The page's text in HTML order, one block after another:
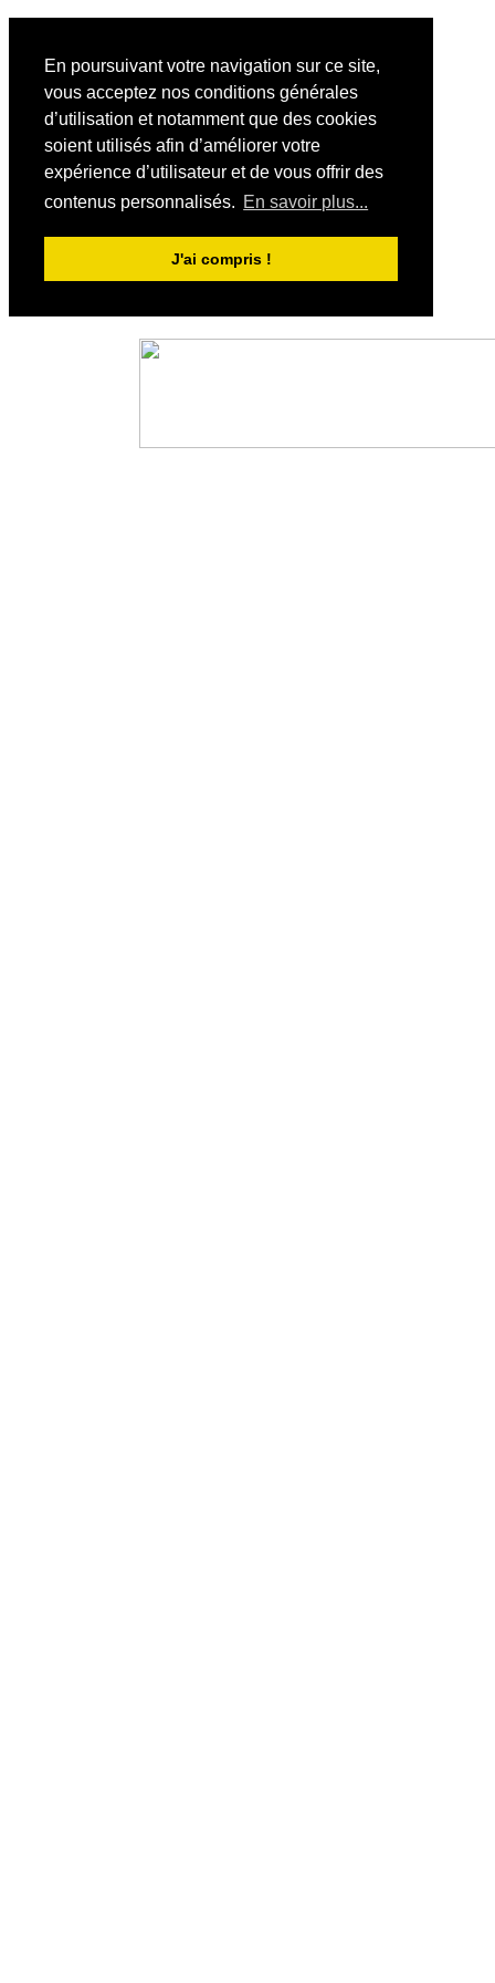
En poursuivant votre navigation sur ce site,
vous acceptez nos conditions générales
d’utilisation et notamment que des cookies
soient utilisés afin d’améliorer votre
expérience d’utilisateur et de vous offrir des
contenus personnalisés. En savoir plus...
J'ai compris !